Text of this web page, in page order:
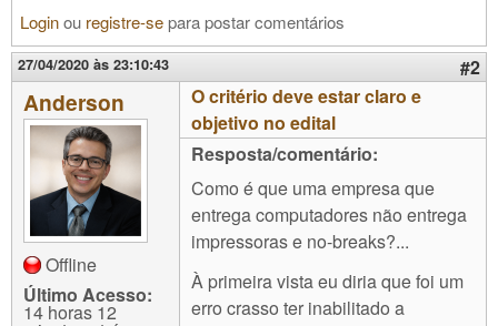
Loginou registre-separa postar comentários
27/04/2020 às 23:10:43 #2
Anderson
Offline
Último Acesso:
14 horas 12
O critério deve estar claro e
objetivo no edital
Resposta/comentário:
Como é que uma empresa que
entrega computadores não entrega
impressoras e no-breaks?...
À primeira vista eu diria que foi um
erro crasso ter inabilitado a